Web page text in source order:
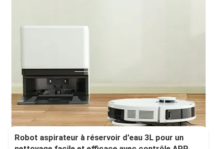
Robot aspirateur à réservoir d'eau 3L pour un